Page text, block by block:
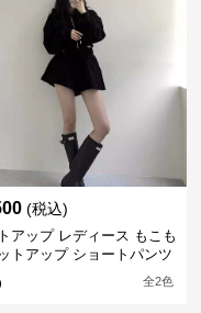
(税込)
アップ レディース もこも
トアップ ショートパンツ
全2色